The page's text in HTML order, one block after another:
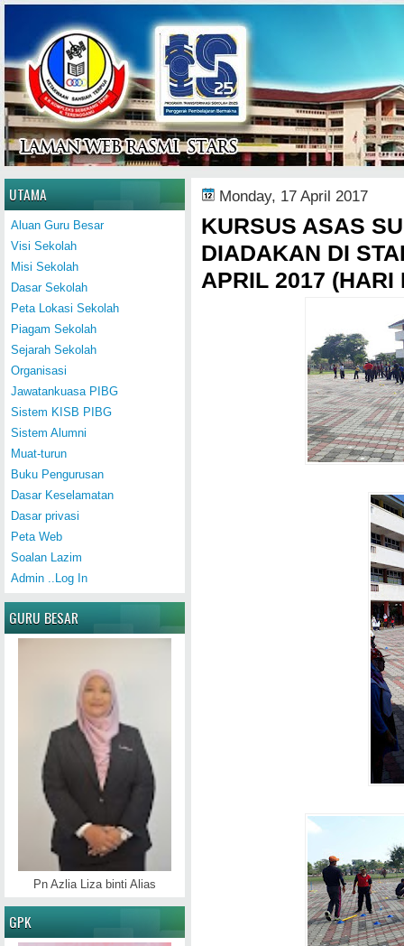
Home
Monday, 17 April 2017
KURSUS ASAS
DIADAKAN DI
APRIL 2017 (HARI
UTAMA
Aluan Guru Besar
Visi Sekolah
Misi Sekolah
Dasar Sekolah
Peta Lokasi Sekolah
Piagam Sekolah
Sejarah Sekolah
Organisasi
Jawatankuasa PIBG
Sistem KISB PIBG
Sistem Alumni
Muat-turun
Buku Pengurusan
Dasar Keselamatan
Dasar privasi
Peta Web
Soalan Lazim
Admin ..Log In
GURU BESAR
Pn Azlia Liza binti Alias
GPK